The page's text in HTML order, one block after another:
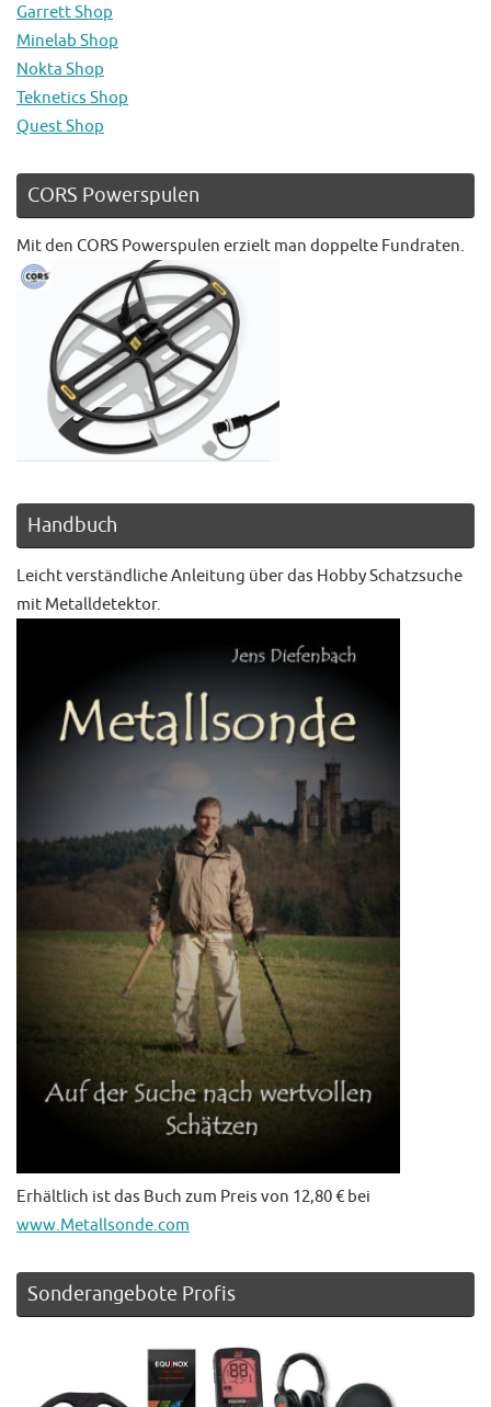
Garrett Shop
Minelab Shop
Nokta Shop
Teknetics Shop
Quest Shop
CORS Powerspulen
Mit den CORS Powerspulen erzielt man doppelte Fundraten.
Handbuch
Leicht verständliche Anleitung über das Hobby Schatzsuche
mit Metalldetektor.
Erhältlich ist das Buch zum Preis von 12,80 € bei
www.Metallsonde.com
Sonderangebote Profis